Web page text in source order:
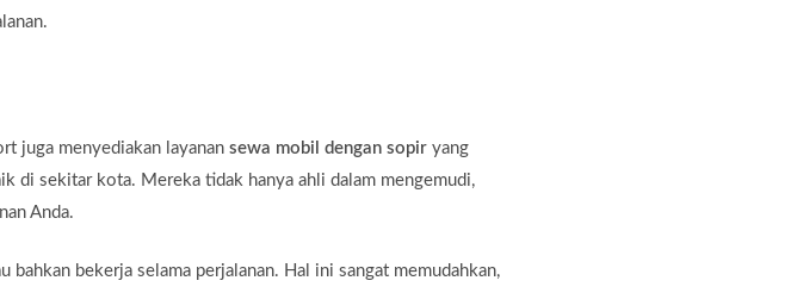
juga menyediakan layanan sewa mobil dengan sopir yang
di sekitar kota. Mereka tidak hanya ahli dalam mengemudi,
Anda.
bahkan bekerja selama perjalanan. Hal ini sangat memudahkan,